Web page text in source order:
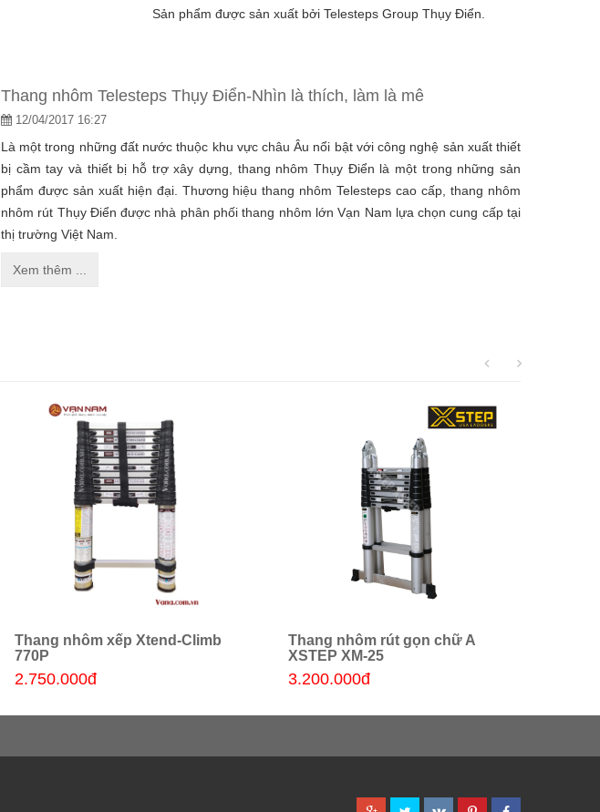
Sản phẩm được sản xuất bởi Telesteps Group Thụy Điển.
Thang nhôm Telesteps Thụy Điển-Nhìn là thích, làm là mê
12/04/2017 16:27
Là một trong những đất nước thuộc khu vực châu Âu nổi bật với công nghệ sản xuất thiết
bị cầm tay và thiết bị hỗ trợ xây dựng, thang nhôm Thụy Điển là một trong những sản
phẩm được sản xuất hiện đại. Thương hiệu thang nhôm Telesteps cao cấp, thang nhôm
nhôm rút Thụy Điển được nhà phân phối thang nhôm lớn Vạn Nam lựa chọn cung cấp tại
thị trường Việt Nam.
Xem thêm ...
Thêm giỏ hàng
Thang nhôm xếp Xtend-Climb
770P
2.750.000đ
Thêm giỏ hàng
Thang nhôm rút gọn chữ A
XSTEP XM-25
3.200.000đ